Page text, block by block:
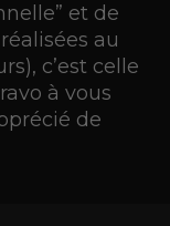
et de
au
c’est celle
à vous
de